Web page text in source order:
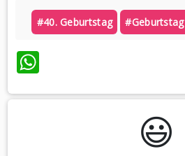
#40. Geburtstag #geburtstag
WhatsApp
😃️